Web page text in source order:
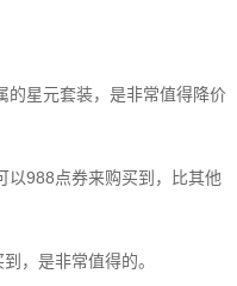
的星元套装，是非常值得降价
以988点券来购买到，比其他
，是非常值得的。